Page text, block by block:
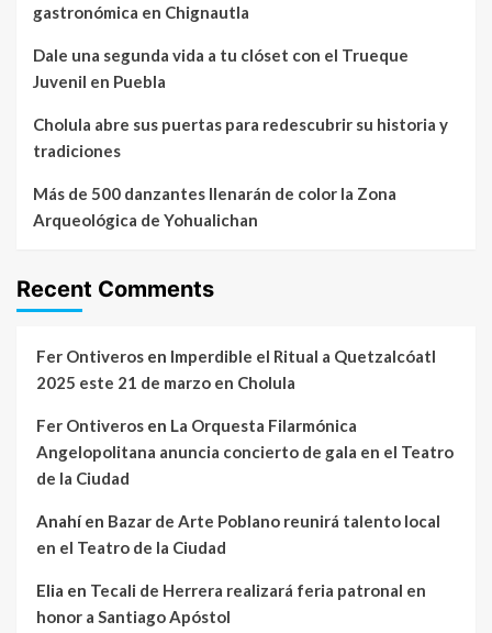
gastronómica en Chignautla
Dale una segunda vida a tu clóset con el Trueque
Juvenil en Puebla
Cholula abre sus puertas para redescubrir su historia y
tradiciones
Más de 500 danzantes llenarán de color la Zona
Arqueológica de Yohualichan
Recent Comments
Fer Ontiveros en Imperdible el Ritual a Quetzalcóatl
2025 este 21 de marzo en Cholula
Fer Ontiveros en La Orquesta Filarmónica
Angelopolitana anuncia concierto de gala en el Teatro
de la Ciudad
Anahíen Bazar de Arte Poblano reunirá talento local
en el Teatro de la Ciudad
Elia en Tecali de Herrera realizará feria patronal en
honor a Santiago Apóstol